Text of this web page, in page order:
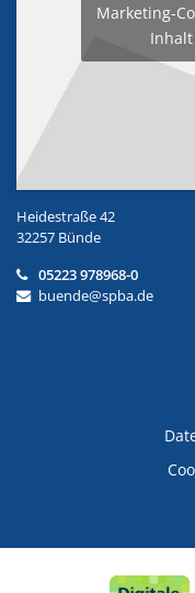
Marketing-
Heidestraße 42
32257 Bünde
05223 978968-0
buende@spba.de